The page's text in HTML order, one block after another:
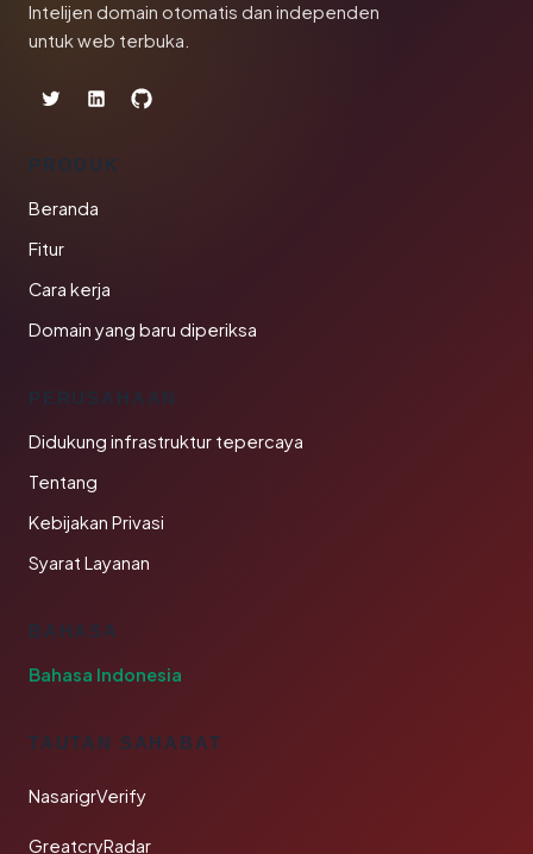
Intelijen domain otomatis dan independen
untuk web terbuka.
PRODUK
Beranda
Fitur
Cara kerja
Domain yang baru diperiksa
PERUSAHAAN
Didukung infrastruktur tepercaya
Tentang
Kebijakan Privasi
Syarat Layanan
BAHASA
Bahasa Indonesia
TAUTAN SAHABAT
NasarigrVerify
GreatcryRadar